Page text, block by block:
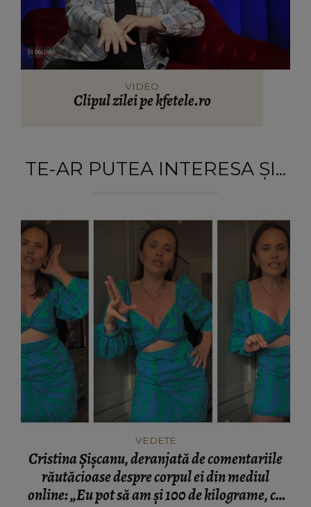
VIDEO
Clipul zilei pe kfetele.ro
TE-AR PUTEA INTERESA ȘI...
VEDETE
Cristina Șișcanu, deranjată de comentariile
răutăcioase despre corpul ei din mediul
online: „Eu pot să am și 100 de kilograme, că